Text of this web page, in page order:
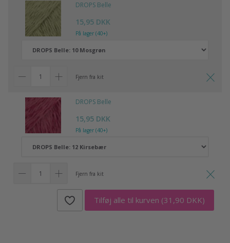
DROPS Belle
15,95 DKK
På lager (40+)
Fjern fra kit
DROPS Belle
15,95 DKK
På lager (40+)
Fjern fra kit
Tilføj alle til kurven (31,90 DKK)